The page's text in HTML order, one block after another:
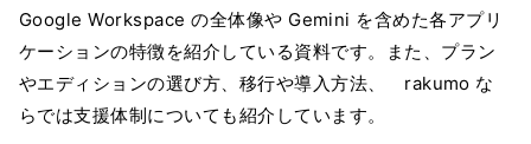
Google Workspace の全体像や Gemini を含めた各アプリ
ケーションの特徴を紹介している資料です。また、プラン
やエディションの選び方、移行や導入方法、 rakumo な
らでは支援体制についても紹介しています。